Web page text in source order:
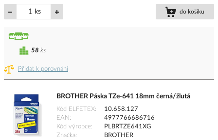
ks do košíku
Přidat k porovnání
58 ks
BROTHER Páska TZe-641 18mm černá/žlutá
Kód ELFETEX
10.658.127
EAN
4977766686716
Kód výrobce
PLBRTZE641XG
Značka
BROTHER